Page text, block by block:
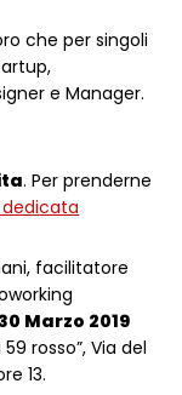
che per singoli
e Manager.
. Per prenderne
facilitatore
Marzo 2019
rosso”, Via del
13.